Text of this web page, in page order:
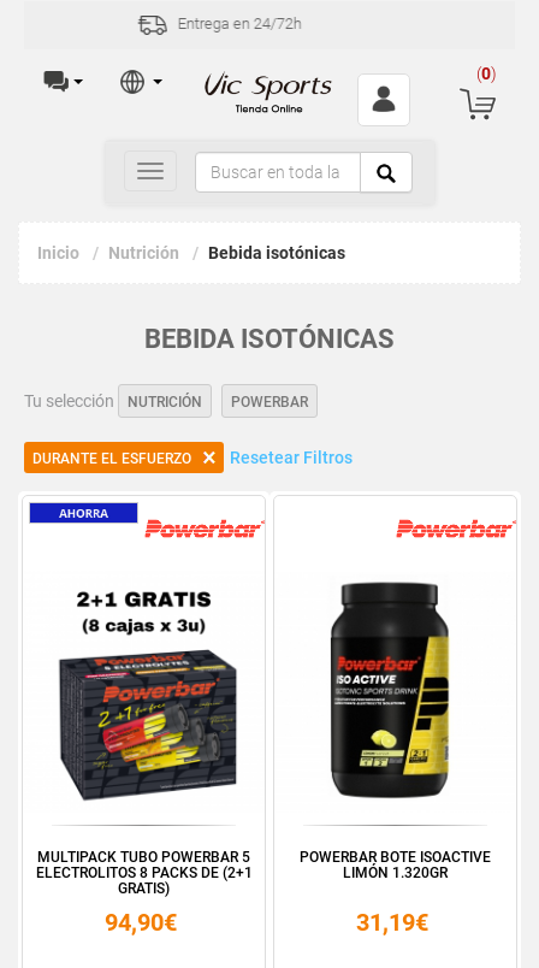
Incidencias y devoluciones en 30 días
(0)
Toggle
navigation
Inicio Nutrición Bebida isotónicas
BEBIDA ISOTÓNICAS
Tu selección NUTRICIÓN POWERBAR
DURANTE EL ESFUERZO Resetear Filtros
MULTIPACK TUBO POWERBAR 5
ELECTROLITOS 8 PACKS DE (2+1
GRATIS)
94,90€
POWERBAR BOTE ISOACTIVE
LIMÓN 1.320GR
31,19€